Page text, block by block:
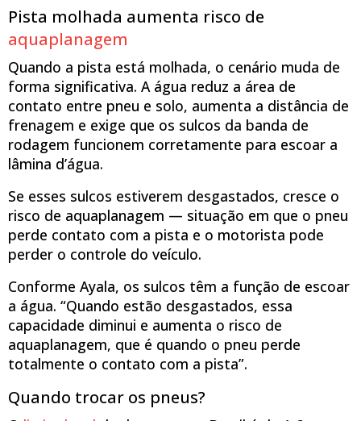
Pista molhada aumenta risco de
aquaplanagem
Quando a pista está molhada, o cenário muda de
forma significativa. A água reduz a área de
contato entre pneu e solo, aumenta a distância de
frenagem e exige que os sulcos da banda de
rodagem funcionem corretamente para escoar a
lâmina d’água.
Se esses sulcos estiverem desgastados, cresce o
risco de aquaplanagem — situação em que o pneu
perde contato com a pista e o motorista pode
perder o controle do veículo.
Conforme Ayala, os sulcos têm a função de escoar
a água. “Quando estão desgastados, essa
capacidade diminui e aumenta o risco de
aquaplanagem, que é quando o pneu perde
totalmente o contato com a pista”.
Quando trocar os pneus?